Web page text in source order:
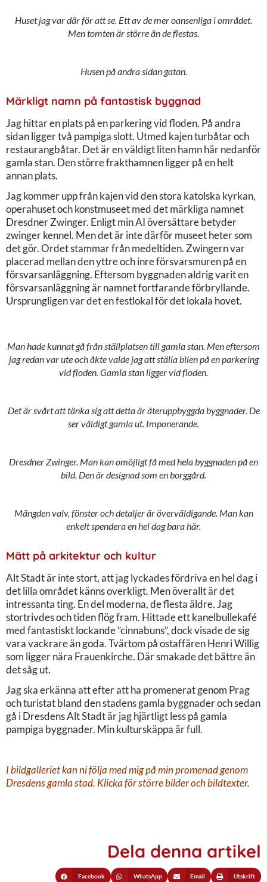
Huset jag var där för att se. Ett av de mer oansenliga i området.
Men tomten är större än de flestas.
Husen på andra sidan gatan.
Märkligt namn på fantastisk byggnad
Jag hittar en plats på en parkering vid floden. På andra
sidan ligger två pampiga slott. Utmed kajen turbåtar och
restaurangbåtar. Det är en väldigt liten hamn här nedanför
gamla stan. Den större frakthamnen ligger på en helt
annan plats.
Jag kommer upp från kajen vid den stora katolska kyrkan,
operahuset och konstmuseet med det märkliga namnet
Dresdner Zwinger. Enligt min AI översättare betyder
zwinger kennel. Men det är inte därför museet heter som
det gör. Ordet stammar från medeltiden. Zwingern var
placerad mellan den yttre och inre försvarsmuren på en
försvarsanläggning. Eftersom byggnaden aldrig varit en
försvarsanläggning är namnet fortfarande förbryllande.
Ursprungligen var det en festlokal för det lokala hovet.
Man hade kunnat gå från ställplatsen till gamla stan. Men eftersom
jag redan var ute och åkte valde jag att ställa bilen på en parkering
vid floden. Gamla stan ligger vid floden.
Det är svårt att tänka sig att detta är återuppbyggda byggnader. De
ser väldigt gamla ut. Imponerande.
Dresdner Zwinger. Man kan omöjligt få med hela byggnaden på en
bild. Den är designad som en borggård.
Mängden valv, fönster och detaljer är överväldigande. Man kan
enkelt spendera en hel dag bara här.
Mätt på arkitektur och kultur
Alt Stadt är inte stort, att jag lyckades fördriva en hel dag i
det lilla området känns overkligt. Men överallt är det
intressanta ting. En del moderna, de flesta äldre. Jag
stortrivdes och tiden flög fram. Hittade ett kanelbullekafé
med fantastiskt lockande ”cinnabuns”, dock visade de sig
vara vackrare än goda. Tvärtom på ostaffären Henri Willig
som ligger nära Frauenkirche. Där smakade det bättre än
det såg ut.
Jag ska erkänna att efter att ha promenerat genom Prag
och turistat bland den stadens gamla byggnader och sedan
gå i Dresdens Alt Stadt är jag hjärtligt less på gamla
pampiga byggnader. Min kulturskäppa är full.
I bildgalleriet kan ni följa med mig på min promenad genom
Dresdens gamla stad. Klicka för större bilder och bildtexter.
Dela denna artikel
Facebook WhatsApp Email Utskrift